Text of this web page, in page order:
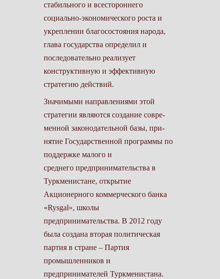
стабильного и всестороннего
социально-экономического роста и
укреплении благосостояния народа,
глава государства определил и
последовательно реализует
конструктивную и эффективную
стратегию действий.
Значимыми направлениями этой
стратегии являются создание совре-
менной законодательной базы, при-
нятие Государственной программы по
поддержке малого и
среднего предпринимательства в
Туркменистане, открытие
Акционерного коммерческого банка
«Rysgal», школы
предпринимательства. В 2012 году
была создана вторая политическая
партия в стране – Партия
промышленников и
предпринимателей Туркменистана.